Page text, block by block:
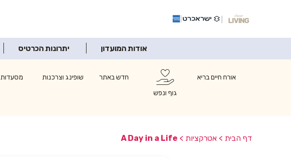
אודות המועדון יתרונות הכרטיס
אורח חיים בריא
גוף ונפש
חדש באתר שופינג וצרכנות מסעדות
דף הבית > אטרקציות >
A Day in a Life